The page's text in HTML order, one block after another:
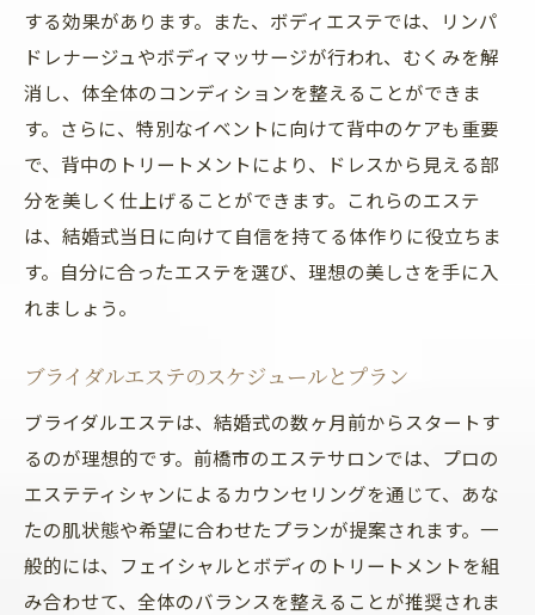
エステによるリラクゼーション効果とその
持続性
エステで得られる美容効果の実例
ブライダルエステのビフォーアフター
エステがもたらす自信と心理的効果
内側から美しさを引き出す前橋市エステサロン
の特別ケア
デトックス効果のあるエステケア
内側からのケアで輝く肌作り
エステサロンで取り入れる心と体のリラク
ゼーション
前橋市エステサロンで体験するアロマセラ
ピー
内面の美しさを引き出すエステティシャン
のアプローチ
する効果があります。また、ボディエステでは、リンパ
ドレナージュやボディマッサージが行われ、むくみを解
消し、体全体のコンディションを整えることができま
す。さらに、特別なイベントに向けて背中のケアも重要
で、背中のトリートメントにより、ドレスから見える部
分を美しく仕上げることができます。これらのエステ
は、結婚式当日に向けて自信を持てる体作りに役立ちま
す。自分に合ったエステを選び、理想の美しさを手に入
れましょう。
ブライダルエステのスケジュールとプラン
ブライダルエステは、結婚式の数ヶ月前からスタートす
るのが理想的です。前橋市のエステサロンでは、プロの
エステティシャンによるカウンセリングを通じて、あな
たの肌状態や希望に合わせたプランが提案されます。一
般的には、フェイシャルとボディのトリートメントを組
み合わせて、全体のバランスを整えることが推奨されま